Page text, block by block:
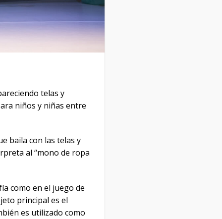
telas y
niños y niñas entre
baila con las telas y
al “mono de ropa
como en el juego de
principal es el
es utilizado como